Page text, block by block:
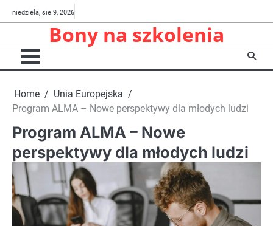
to
niedziela, sie 9, 2026
Bony na szkolenia
Home
Unia Europejska
Program ALMA – Nowe perspektywy dla młodych ludzi
Program ALMA – Nowe
perspektywy dla młodych ludzi